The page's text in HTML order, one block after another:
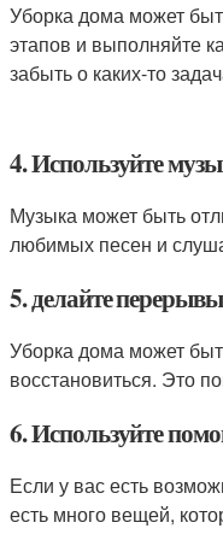
Уборка дома может
этапов и выполняйте
забыть о каких-то
4. Используйте
Музыка может быть
любимых песен и
5. делайте перерывы
Уборка дома может
восстановиться. Это
6. Используйте
Если у вас есть
есть много вещей,